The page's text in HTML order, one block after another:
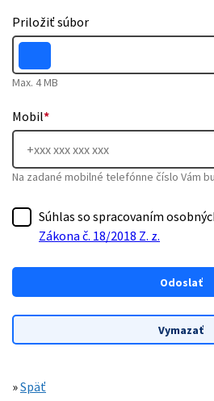
Priložiť súbor
Max. 4 MB
Mobil*
Na zadané mobilné telefónne číslo Vám
Súhlas so spracovaním
Zákona č. 18/2018 Z. z.
»Späť